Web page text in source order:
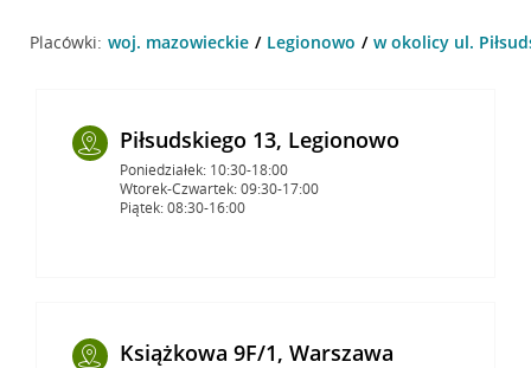
Placówki: woj. mazowieckie Legionowo w okolicy ul.
Piłsudskiego 13, Legionowo
Poniedziałek: 10:30-18:00
Wtorek-Czwartek: 09:30-17:00
Piątek: 08:30-16:00
Książkowa 9F/1, Warszawa